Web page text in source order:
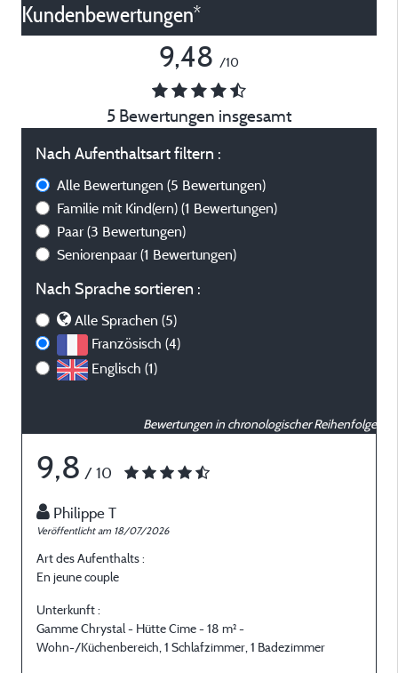
Kundenbewertungen*
9,48 /10
5 Bewertungen insgesamt
Nach Aufenthaltsart filtern :
Alle Bewertungen (5 Bewertungen)
Familie mit Kind(ern) (1 Bewertungen)
Paar (3 Bewertungen)
Seniorenpaar (1 Bewertungen)
Nach Sprache sortieren :
Alle Sprachen (5)
Französisch (4)
Englisch (1)
Bewertungen in chronologischer Reihenfolge
9,8 / 10
Philippe T
Veröffentlicht am 18/07/2026
Art des Aufenthalts :
En jeune couple
Unterkunft :
Gamme Chrystal - Hütte Cime - 18 m² -
Wohn-/Küchenbereich, 1 Schlafzimmer, 1 Badezimmer